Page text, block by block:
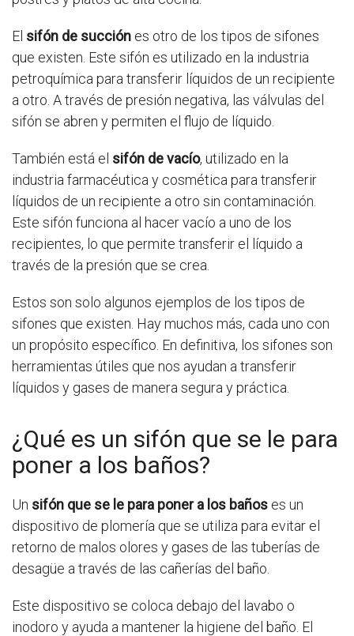
El sifón de succión es otro de los tipos de sifones
que existen. Este sifón es utilizado en la industria
petroquímica para transferir líquidos de un recipiente
a otro. A través de presión negativa, las válvulas del
sifón se abren y permiten el flujo de líquido.
También está el sifón de vacío, utilizado en la
industria farmacéutica y cosmética para transferir
líquidos de un recipiente a otro sin contaminación.
Este sifón funciona al hacer vacío a uno de los
recipientes, lo que permite transferir el líquido a
través de la presión que se crea.
Estos son solo algunos ejemplos de los tipos de
sifones que existen. Hay muchos más, cada uno con
un propósito específico. En definitiva, los sifones son
herramientas útiles que nos ayudan a transferir
líquidos y gases de manera segura y práctica.
¿Qué es un sifón que se le para
poner a los baños?
Un sifón que se le para poner a los baños es un
dispositivo de plomería que se utiliza para evitar el
retorno de malos olores y gases de las tuberías de
desagüe a través de las cañerías del baño.
Este dispositivo se coloca debajo del lavabo o
inodoro y ayuda a mantener la higiene del baño. El